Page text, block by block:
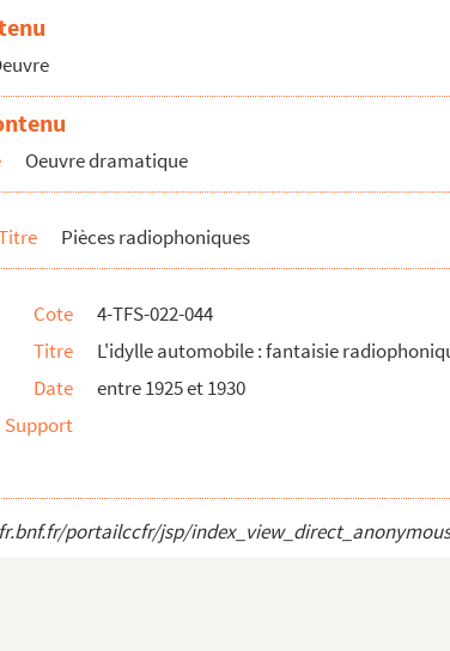
Oeuvre dramatique
Pièces radiophoniques
Cote
4-TFS-022-044
Titre
L'idylle automobile : fantaisie
Date
entre 1925 et 1930
Support
portailccfr/jsp/